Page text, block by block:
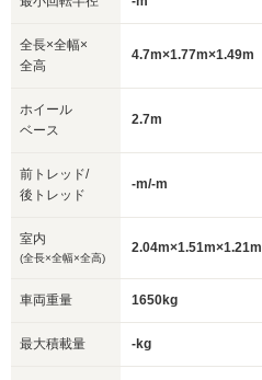
全長×全幅×
全高
4.7m×1.77m×1.49m
ホイール
ベース
2.7m
前トレッド/
後トレッド
-m/-m
室内
(全長×全幅×全高)
2.04m×1.51m×1.21m
車両重量 1650kg
最大積載量 -kg